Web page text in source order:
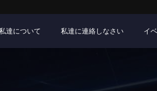
達について 私達に連絡しなさい イ